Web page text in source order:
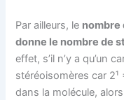
Par ailleurs, le nombre
donne le nombre de
effet, s’il n’y a qu’un
stéréoisomères car 2¹
dans la molécule,